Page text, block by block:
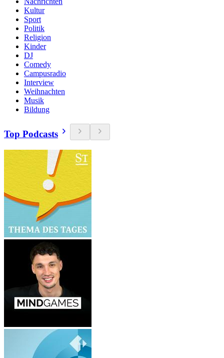
Kultur
Sport
Politik
Religion
Kinder
DJ
Comedy
Campusradio
Interview
Weihnachten
Musik
Bildung
Top Podcasts